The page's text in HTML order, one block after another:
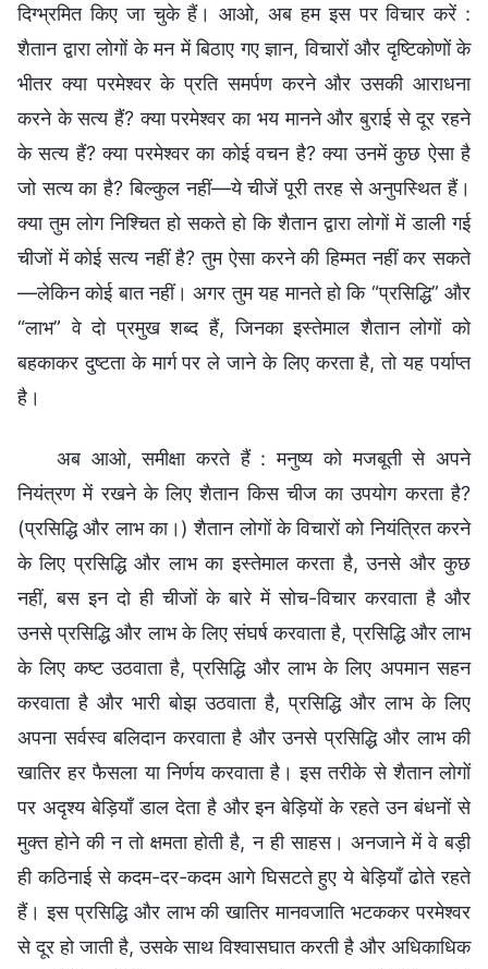
दिग्भ्रमित किए जा चुके हैं। आओ, अब हम इस पर विचार करें :
शैतान द्वारा लोगों के मन में बिठाए गए ज्ञान, विचारों और दृष्टिकोणों के
भीतर क्या परमेश्वर के प्रति समर्पण करने और उसकी आराधना
करने के सत्य हैं? क्या परमेश्वर का भय मानने और बुराई से दूर रहने
के सत्य हैं? क्या परमेश्वर का कोई वचन है? क्या उनमें कुछ ऐसा है
जो सत्य का है? बिल्कुल नहीं—ये चीजें पूरी तरह से अनुपस्थित हैं।
क्या तुम लोग निश्चित हो सकते हो कि शैतान द्वारा लोगों में डाली गई
चीजों में कोई सत्य नहीं है? तुम ऐसा करने की हिम्मत नहीं कर सकते
—लेकिन कोई बात नहीं। अगर तुम यह मानते हो कि “प्रसिद्धि” और
“लाभ” वे दो प्रमुख शब्द हैं, जिनका इस्तेमाल शैतान लोगों को
बहकाकर दुष्टता के मार्ग पर ले जाने के लिए करता है, तो यह पर्याप्त
है।
अब आओ, समीक्षा करते हैं : मनुष्य को मजबूती से अपने
नियंत्रण में रखने के लिए शैतान किस चीज का उपयोग करता है?
(प्रसिद्धि और लाभ का।) शैतान लोगों के विचारों को नियंत्रित करने
के लिए प्रसिद्धि और लाभ का इस्तेमाल करता है, उनसे और कुछ
नहीं, बस इन दो ही चीजों के बारे में सोच-विचार करवाता है और
उनसे प्रसिद्धि और लाभ के लिए संघर्ष करवाता है, प्रसिद्धि और लाभ
के लिए कष्ट उठवाता है, प्रसिद्धि और लाभ के लिए अपमान सहन
करवाता है और भारी बोझ उठवाता है, प्रसिद्धि और लाभ के लिए
अपना सर्वस्व बलिदान करवाता है और उनसे प्रसिद्धि और लाभ की
खातिर हर फैसला या निर्णय करवाता है। इस तरीके से शैतान लोगों
पर अदृश्य बेड़ियाँ डाल देता है और इन बेड़ियों के रहते उन बंधनों से
मुक्त होने की न तो क्षमता होती है, न ही साहस। अनजाने में वे बड़ी
ही कठिनाई से कदम-दर-कदम आगे घिसटते हुए ये बेड़ियाँ ढोते रहते
हैं। इस प्रसिद्धि और लाभ की खातिर मानवजाति भटककर परमेश्वर
से दूर हो जाती है, उसके साथ विश्वासघात करती है और अधिकाधिक